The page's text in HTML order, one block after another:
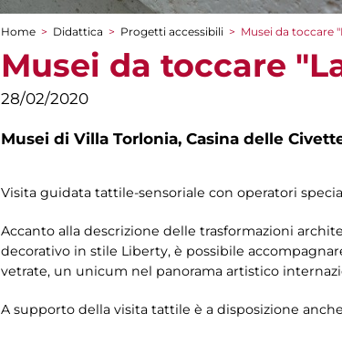
Tu sei qui
Home > Didattica > Progetti accessibili > Musei da toccare
Musei da toccare
28/02/2020
Musei di Villa Torlonia, Casina delle
Visita guidata tattile-sensoriale con operatori
Accanto alla descrizione delle trasformazioni
decorativo in stile Liberty, è possibile
vetrate, un unicum nel panorama artistico
A supporto della visita tattile è a disposizione